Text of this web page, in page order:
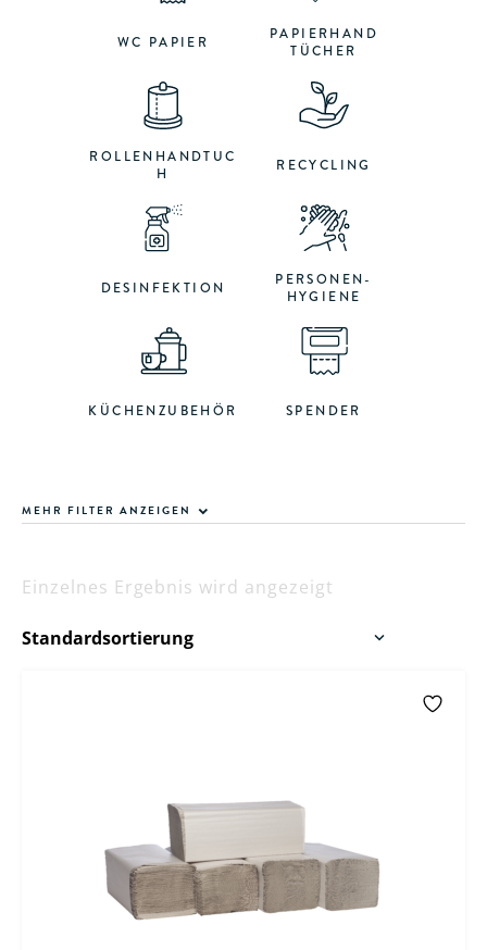
WC PAPIER
PAPIERHAND
TÜCHER
ROLLENHANDTUC
H
RECYCLING
DESINFEKTION
PERSONEN-
HYGIENE
KÜCHENZUBEHÖR SPENDER
MEHR FILTER ANZEIGEN
Einzelnes Ergebnis wird angezeigt